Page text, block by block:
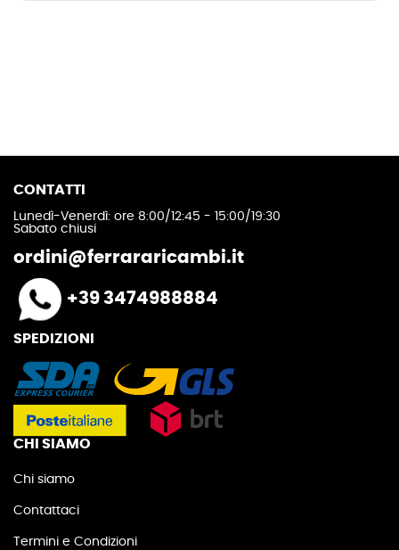
CONTATTI
Lunedì-Venerdì: ore 8:00/12:45 - 15:00/19:30
Sabato chiusi
ordini@ferrararicambi.it
+39 3474988884
SPEDIZIONI
CHI SIAMO
Chi siamo
Contattaci
Termini e Condizioni